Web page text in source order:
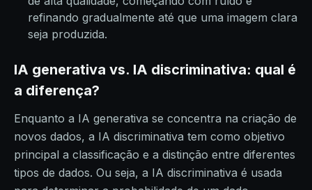
refinando gradualmente até que uma imagem clara
seja produzida.
IA generativa vs. IA discriminativa: qual é
a diferença?
Enquanto a IA generativa se concentra na criação de
novos dados, a IA discriminativa tem como objetivo
principal a classificação e a distinção entre diferentes
tipos de dados. Ou seja, a IA discriminativa é usada